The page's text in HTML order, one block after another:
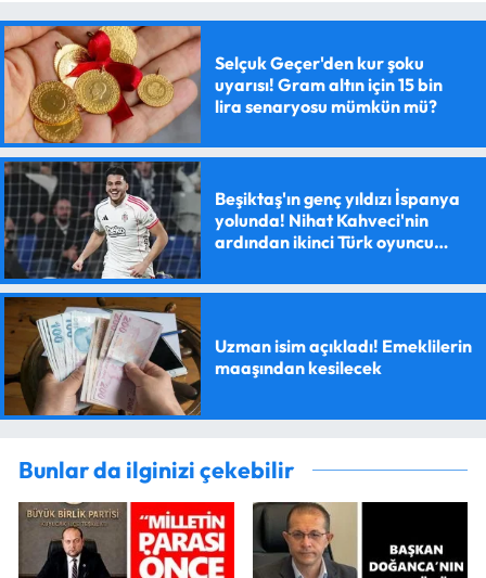
Selçuk Geçer'den kur şoku
uyarısı! Gram altın için 15 bin
lira senaryosu mümkün mü?
Beşiktaş'ın genç yıldızı İspanya
yolunda! Nihat Kahveci'nin
ardından ikinci Türk oyuncu
Uzman isim açıkladı! Emeklilerin
maaşından kesilecek
Bunlar da ilginizi çekebilir